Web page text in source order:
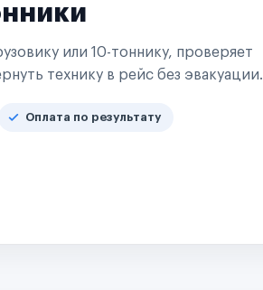
или 10-тоннику, проверяет
технику в рейс без эвакуации.
Оплата по результату